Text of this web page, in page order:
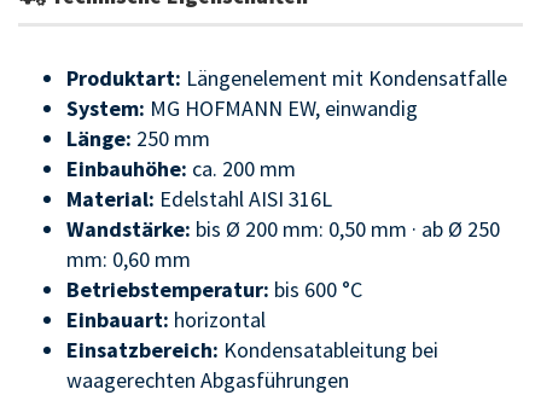
Produktart: Längenelement mit Kondensatfalle
System: MG HOFMANN EW, einwandig
Länge: 250 mm
Einbauhöhe: ca. 200 mm
Material: Edelstahl AISI 316L
Wandstärke: bis Ø 200 mm: 0,50 mm · ab Ø 250
mm: 0,60 mm
Betriebstemperatur: bis 600 °C
Einbauart: horizontal
Einsatzbereich: Kondensatableitung bei
waagerechten Abgasführungen